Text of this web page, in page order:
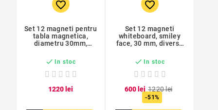
favorite_border
Set 12 magneti pentru
tabla magnetica,
diametru 30mm,
 In stoc
1220lei
favorite_border
Set 12 magneti
whiteboard, smiley
face, 30 mm, diverse
 In stoc
600lei 1220lei
-51%